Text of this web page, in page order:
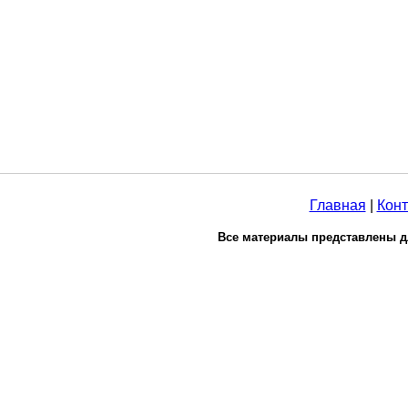
Главная
Все материалы представлены